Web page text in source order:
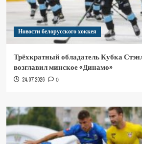
Новости белорусского хоккея
Трёхкратный обладатель Кубка
возглавил минское «Динамо»
24.07.2026 0